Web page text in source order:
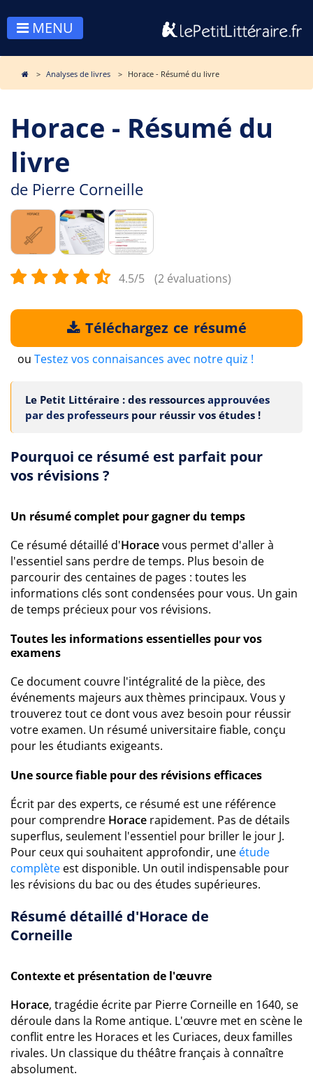
MENU
Analyses de livres Horace - Résumé du livre
Horace - Résumé du
livre
de Pierre Corneille
4.5/5 (2 évaluations)
Téléchargez ce résumé
ou Testez vos connaisances avec notre quiz !
Le Petit Littéraire : des ressources approuvées
par des professeurs pour réussir vos études !
Pourquoi ce résumé est parfait pour
vos révisions ?
Un résumé complet pour gagner du temps
Ce résumé détaillé d'Horacevous permet d'aller à
l'essentiel sans perdre de temps. Plus besoin de
parcourir des centaines de pages : toutes les
informations clés sont condensées pour vous. Un gain
de temps précieux pour vos révisions.
Toutes les informations essentielles pour vos
examens
Ce document couvre l'intégralité de la pièce, des
événements majeurs aux thèmes principaux. Vous y
trouverez tout ce dont vous avez besoin pour réussir
votre examen. Un résumé universitaire fiable, conçu
pour les étudiants exigeants.
Une source fiable pour des révisions efficaces
Écrit par des experts, ce résumé est une référence
pour comprendre Horace rapidement. Pas de détails
superflus, seulement l'essentiel pour briller le jour J.
Pour ceux qui souhaitent approfondir, une étude
complète est disponible. Un outil indispensable pour
les révisions du bac ou des études supérieures.
Résumé détaillé d'Horace de
Corneille
Contexte et présentation de l'œuvre
Horace, tragédie écrite par Pierre Corneille en 1640, se
déroule dans la Rome antique. L'œuvre met en scène le
conflit entre les Horaces et les Curiaces, deux familles
rivales. Un classique du théâtre français à connaître
absolument.